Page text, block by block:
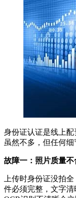
身份证认证是线上
虽然不多，但任何
故障一：照片质量不
上传时身份证没拍
件必须完整，文字清